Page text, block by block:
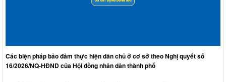
Các biện pháp bảo đảm thực hiện dân chủ ở cơ sở theo Nghị quyết số
16/2026/NQ-HĐND của Hội đồng nhân dân thành phố